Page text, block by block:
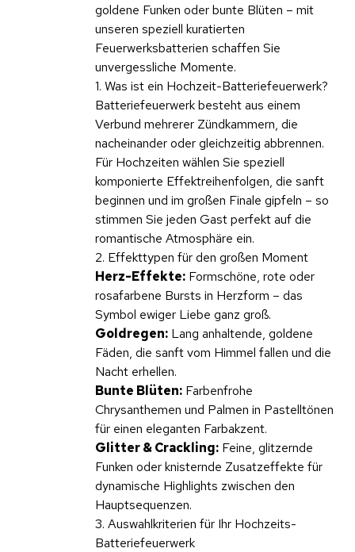
goldene Funken oder bunte Blüten – mit
unseren speziell kuratierten
Feuerwerksbatterien schaffen Sie
unvergessliche Momente.
1. Was ist ein Hochzeit-Batteriefeuerwerk?
Batteriefeuerwerk besteht aus einem
Verbund mehrerer Zündkammern, die
nacheinander oder gleichzeitig abbrennen.
Für Hochzeiten wählen Sie speziell
komponierte Effektreihenfolgen, die sanft
beginnen und im großen Finale gipfeln – so
stimmen Sie jeden Gast perfekt auf die
romantische Atmosphäre ein.
2. Effekttypen für den großen Moment
Herz-Effekte:Formschöne, rote oder
rosafarbene Bursts in Herzform – das
Symbol ewiger Liebe ganz groß.
Goldregen:Lang anhaltende, goldene
Fäden, die sanft vom Himmel fallen und die
Nacht erhellen.
Bunte Blüten:Farbenfrohe
Chrysanthemen und Palmen in Pastelltönen
für einen eleganten Farbakzent.
Glitter & Crackling:Feine, glitzernde
Funken oder knisternde Zusatzeffekte für
dynamische Highlights zwischen den
Hauptsequenzen.
3. Auswahlkriterien für Ihr Hochzeits-
Batteriefeuerwerk